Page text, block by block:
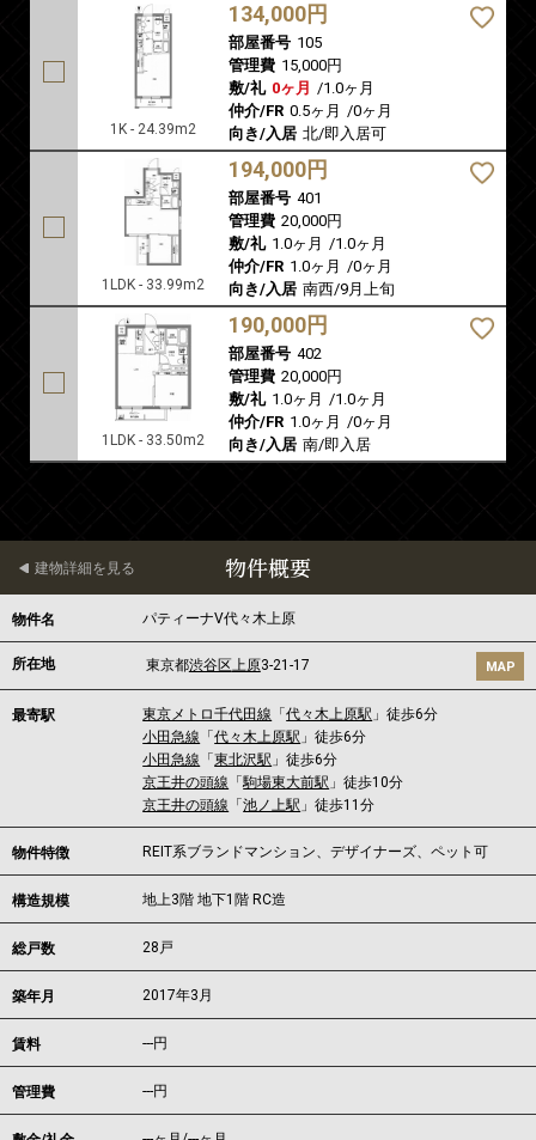
1K - 24.39m2
134,000円
部屋番号 105
管理費 15,000円
敷/礼 0ヶ月 /1.0ヶ月
仲介/FR 0.5ヶ月 /0ヶ月
向き/入居 北/即入居可
1LDK - 33.99m2
194,000円
部屋番号 401
管理費 20,000円
敷/礼 1.0ヶ月 /1.0ヶ月
仲介/FR 1.0ヶ月 /0ヶ月
向き/入居 南西/9月上旬
1LDK - 33.50m2
190,000円
部屋番号 402
管理費 20,000円
敷/礼 1.0ヶ月 /1.0ヶ月
仲介/FR 1.0ヶ月 /0ヶ月
向き/入居 南/即入居
物件概要
建物詳細を見る
物件名 パティーナV代々木上原
所在地 東京都渋谷区上原3-21-17 MAP
最寄駅 東京メトロ千代田線 「代々木上原駅 」徒歩6分
小田急線 「代々木上原駅 」徒歩6分
小田急線 「東北沢駅 」徒歩6分
京王井の頭線 「駒場東大前駅 」徒歩10分
京王井の頭線 「池ノ上駅 」徒歩11分
物件特徴 REIT系ブランドマンション、デザイナーズ、ペット可
構造規模 地上3階 地下1階 RC造
総戸数 28戸
築年月 2017年3月
賃料 ---円
管理費 ---円